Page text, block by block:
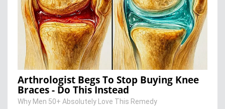
Arthrologist Begs To Stop Buying Knee
Braces - Do This Instead
Why Men 50+ Absolutely Love This Remedy